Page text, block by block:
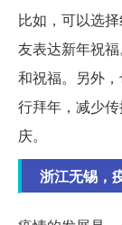
比如，可以选
友表达新年祝
和祝福。另外
行拜年，减少
庆。
浙江无锡，